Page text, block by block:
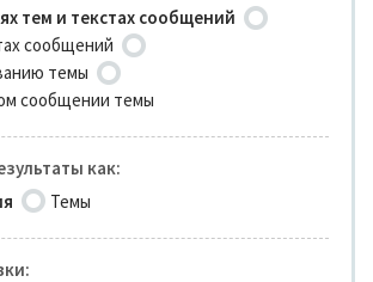
тем и текстах сообщений
сообщений
темы
сообщении темы
как:
Темы